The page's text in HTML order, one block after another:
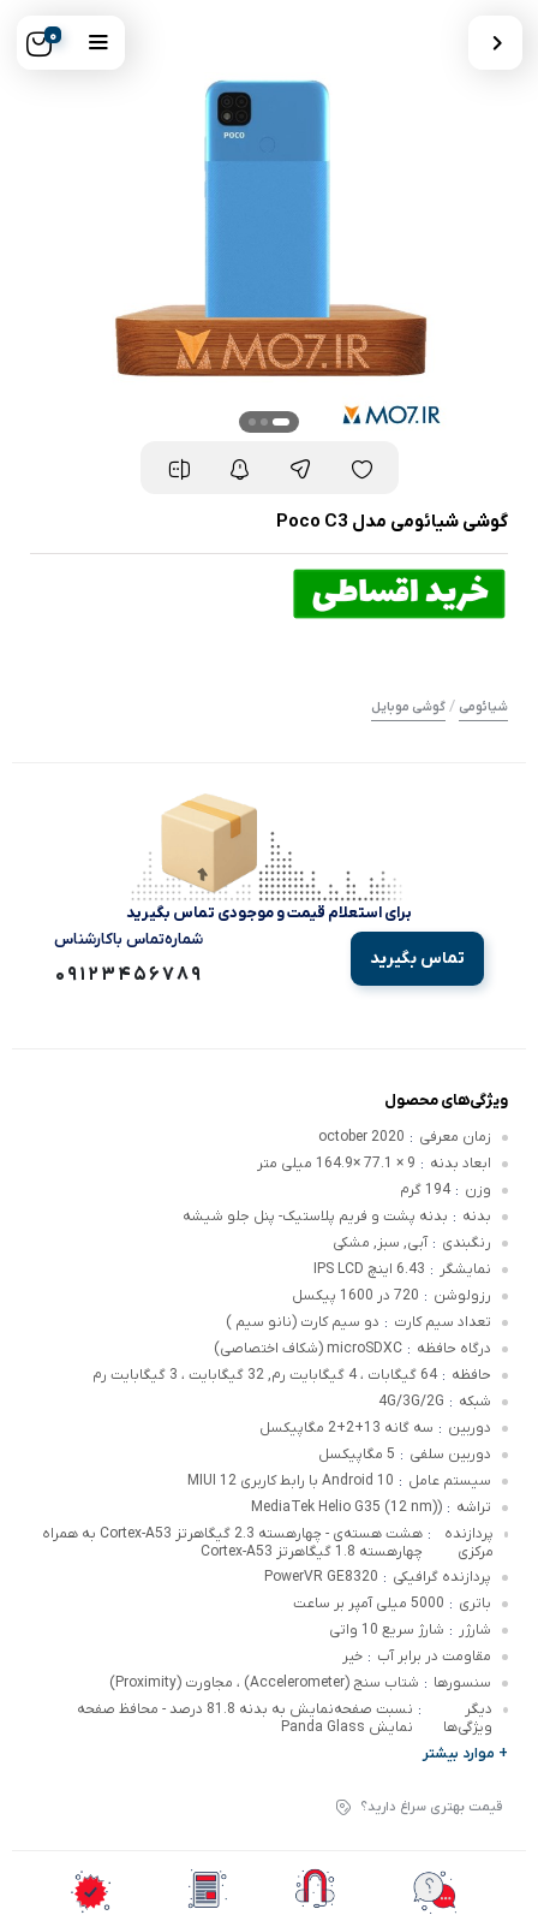
0
گوشی شیائومی مدل Poco C3
شیائومی / گوشی موبایل
برای استعلام قیمت و موجودی تماس بگیرید
تماس بگیرید
شماره‌تماس‌ با‌کارشناس
09123456789
ویژگی‌های محصول
زمان معرفی :
october 2020
ابعاد بدنه : 9 × 77.1 ×164.9 میلی متر
وزن : 194 گرم
بدنه : بدنه پشت و فریم پلاستیک- پنل جلو شیشه
رنگبندی : آبی, سبز, مشکی
نمایشگر : 6.43 اینچ IPS LCD
رزولوشن : 720 در 1600 پیکسل
تعداد سیم کارت : دو سیم کارت (نانو سیم )
درگاه حافظه : microSDXC (شکاف اختصاصی)
حافظه : 64 گیگابات ، 4 گیگابایت رم, 32 گیگابایت ، 3 گیگابایت رم
شبکه :
4G/3G/2G
دوربین : سه گانه 13+2+2 مگاپیکسل
دوربین سلفی : 5 مگاپیکسل
سیستم عامل : Android 10 با رابط کاربری MIUI 12
تراشه :
(MediaTek Helio G35 (12 nm)
پردازنده
مرکزی
:
هشت هسته‌ی - چهارهسته 2.3 گیگاهرتز Cortex-A53 به همراه
چهارهسته 1.8 گیگاهرتز Cortex-A53
پردازنده گرافیکی :
PowerVR GE8320
باتری : 5000 میلی آمپر بر ساعت
شارژر : شارژ سریع 10 واتی
مقاومت در برابر آب : خیر
سنسورها : شتاب سنج (Accelerometer) ، مجاورت (Proximity)
دیگر
ویژگی‌ها
:
نسبت صفحه‌نمایش به بدنه 81.8 درصد - محافظ صفحه
نمایش Panda Glass
+ موارد بیشتر
قیمت بهتری سراغ دارید؟